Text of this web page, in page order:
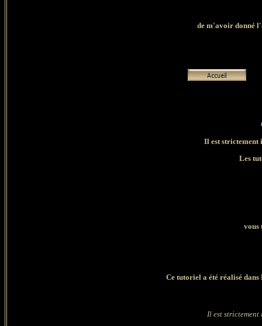
de m'avoir donné
Il est strictement
Les
vous
Ce tutoriel a été réalisé dans
Il est